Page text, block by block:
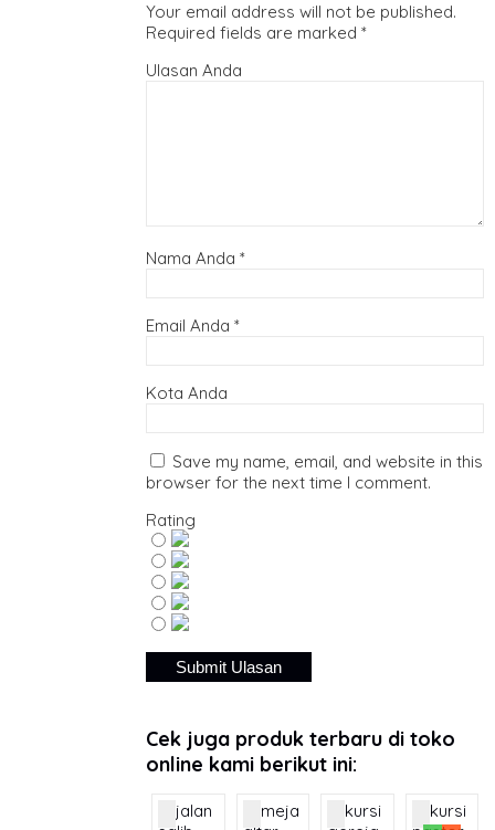
Your email address will not be published.
Required fields are marked *
Ulasan Anda
Nama Anda *
Email Anda *
Kota Anda
Save my name, email, and website in this
browser for the next time I comment.
Rating
Cek juga produk terbaru di toko
online kami berikut ini: